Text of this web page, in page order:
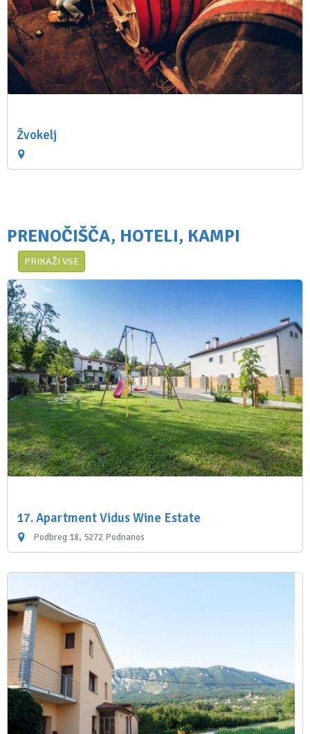
Žvokelj
PRENOČIŠČA, HOTELI, KAMPI
PRIKAŽI VSE
17. Apartment Vidus Wine Estate
Podbreg 18, 5272 Podnanos